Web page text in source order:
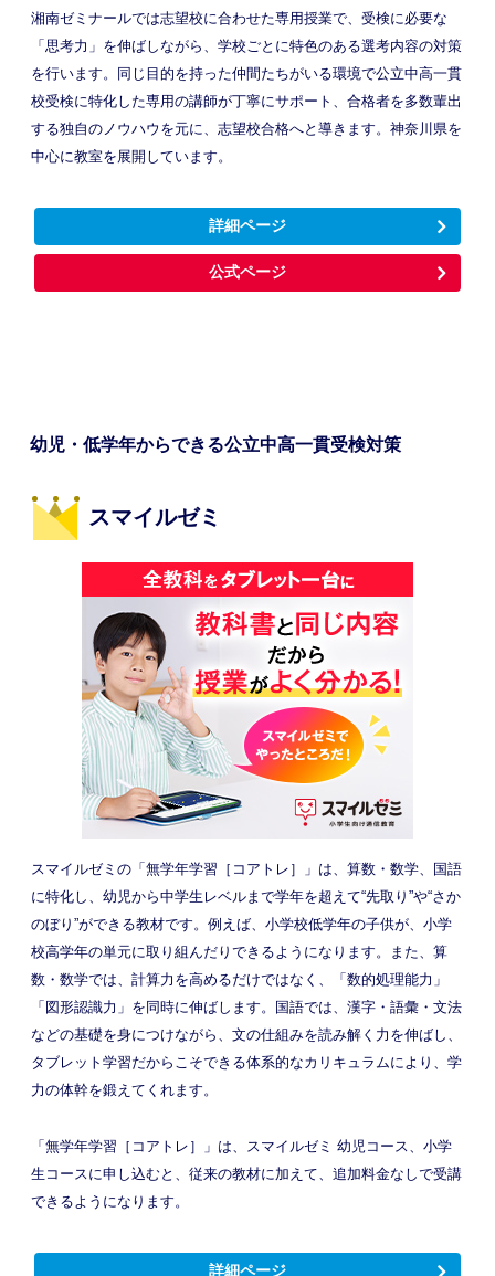
湘南ゼミナールでは志望校に合わせた専用授業で、受検に必要な
「思考力」を伸ばしながら、学校ごとに特色のある選考内容の対策
を行います。同じ目的を持った仲間たちがいる環境で公立中高一貫
校受検に特化した専用の講師が丁寧にサポート、合格者を多数輩出
する独自のノウハウを元に、志望校合格へと導きます。神奈川県を
中心に教室を展開しています。
詳細ページ
公式ページ
幼児・低学年からできる公立中高一貫受検対策
スマイルゼミ
スマイルゼミの「無学年学習［コアトレ］」は、算数・数学、国語
に特化し、幼児から中学生レベルまで学年を超えて“先取り”や“さか
のぼり”ができる教材です。例えば、小学校低学年の子供が、小学
校高学年の単元に取り組んだりできるようになります。また、算
数・数学では、計算力を高めるだけではなく、「数的処理能力」
「図形認識力」を同時に伸ばします。国語では、漢字・語彙・文法
などの基礎を身につけながら、文の仕組みを読み解く力を伸ばし、
タブレット学習だからこそできる体系的なカリキュラムにより、学
力の体幹を鍛えてくれます。
「無学年学習［コアトレ］」は、スマイルゼミ 幼児コース、小学
生コースに申し込むと、従来の教材に加えて、追加料金なしで受講
できるようになります。
詳細ページ